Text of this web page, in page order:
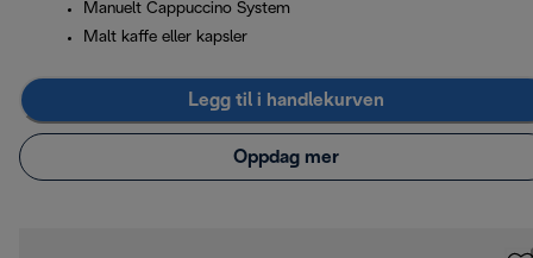
Manuelt Cappuccino System
Malt kaffe eller kapsler
Legg til i handlekurven
Oppdag mer